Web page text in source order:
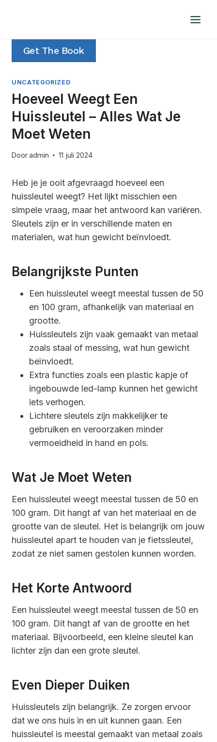
Get The Book
UNCATEGORIZED
Hoeveel Weegt Een
Huissleutel – Alles Wat Je
Moet Weten
Dooradmin 11 juli 2024
Heb je je ooit afgevraagd hoeveel een
huissleutel weegt? Het lijkt misschien een
simpele vraag, maar het antwoord kan variëren.
Sleutels zijn er in verschillende maten en
materialen, wat hun gewicht beïnvloedt.
Belangrijkste Punten
Een huissleutel weegt meestal tussen de 50
en 100 gram, afhankelijk van materiaal en
grootte.
Huissleutels zijn vaak gemaakt van metaal
zoals staal of messing, wat hun gewicht
beïnvloedt.
Extra functies zoals een plastic kapje of
ingebouwde led-lamp kunnen het gewicht
iets verhogen.
Lichtere sleutels zijn makkelijker te
gebruiken en veroorzaken minder
vermoeidheid in hand en pols.
Wat Je Moet Weten
Een huissleutel weegt meestal tussen de 50 en
100 gram. Dit hangt af van het materiaal en de
grootte van de sleutel. Het is belangrijk om jouw
huissleutel apart te houden van je fietssleutel,
zodat ze niet samen gestolen kunnen worden.
Het Korte Antwoord
Een huissleutel weegt meestal tussen de 50 en
100 gram. Dit hangt af van de grootte en het
materiaal. Bijvoorbeeld, een kleine sleutel kan
lichter zijn dan een grote sleutel.
Even Dieper Duiken
Huissleutels zijn belangrijk. Ze zorgen ervoor
dat we ons huis in en uit kunnen gaan. Een
huissleutel is meestal gemaakt van metaal zoals